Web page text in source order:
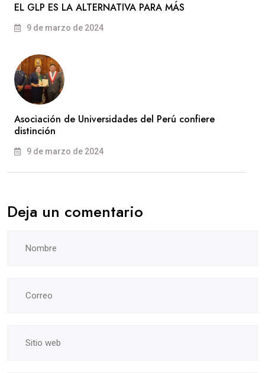
EL GLP ES LA ALTERNATIVA PARA MÁS
9 de marzo de 2024
Asociación de Universidades del Perú confiere
distinción
9 de marzo de 2024
Deja un comentario